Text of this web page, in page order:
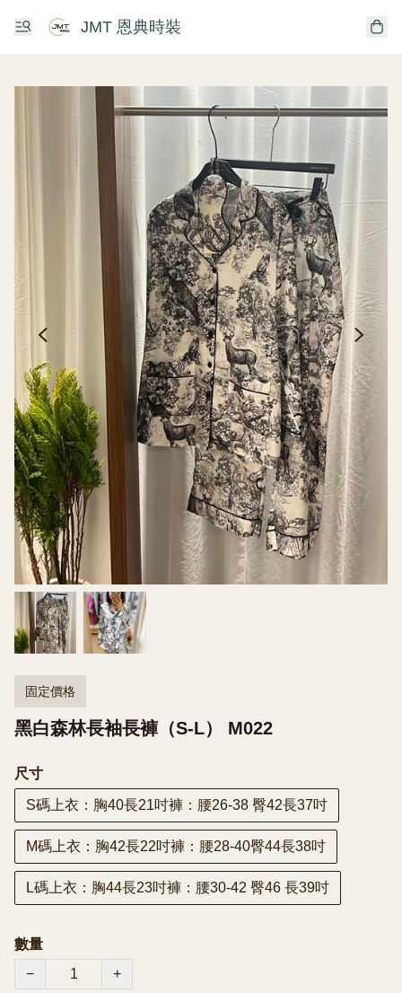
JMT 恩典時裝
固定價格
黑白森林長袖長褲（S-L） M022
尺寸
S碼上衣：胸40長21吋褲：腰26-38 臀42長37吋
M碼上衣：胸42長22吋褲：腰28-40臀44長38吋
L碼上衣：胸44長23吋褲：腰30-42 臀46 長39吋
數量
−
+